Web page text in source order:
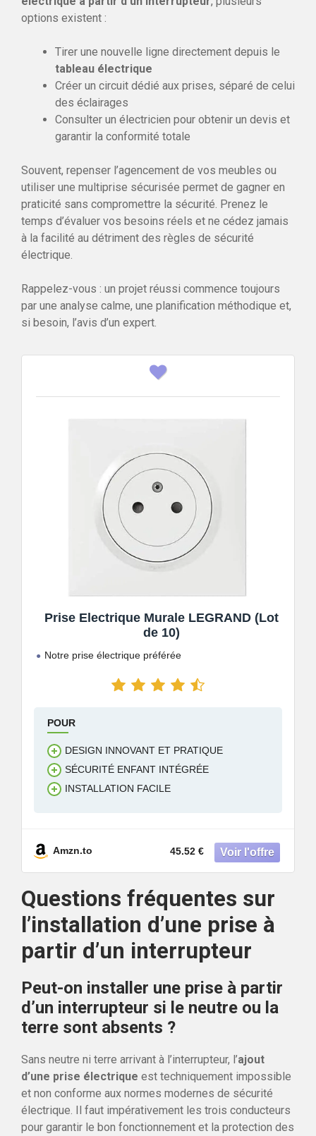
options existent :
Tirer une nouvelle ligne directement depuis le
tableau électrique
Créer un circuit dédié aux prises, séparé de celui
des éclairages
Consulter un électricien pour obtenir un devis et
garantir la conformité totale
Souvent, repenser l’agencement de vos meubles ou
utiliser une multiprise sécurisée permet de gagner en
praticité sans compromettre la sécurité. Prenez le
temps d’évaluer vos besoins réels et ne cédez jamais
à la facilité au détriment des règles de sécurité
électrique.
Rappelez-vous : un projet réussi commence toujours
par une analyse calme, une planification méthodique et,
si besoin, l’avis d’un expert.
Prise Electrique Murale LEGRAND (Lot
de 10)
Notre prise électrique préférée
POUR
DESIGN INNOVANT ET PRATIQUE
SÉCURITÉ ENFANT INTÉGRÉE
INSTALLATION FACILE
Amzn.to 45.52 €
Questions fréquentes sur
l’installation d’une prise à
partir d’un interrupteur
Peut-on installer une prise à partir
d’un interrupteur si le neutre ou la
terre sont absents ?
Sans neutre ni terre arrivant à l’interrupteur, l’ajout
d’une prise électrique est techniquement impossible
et non conforme aux normes modernes de sécurité
électrique. Il faut impérativement les trois conducteurs
pour garantir le bon fonctionnement et la protection des